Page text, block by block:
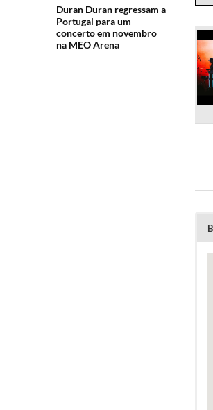
Duran Duran regressam a
Portugal para um
concerto em novembro
na MEO Arena